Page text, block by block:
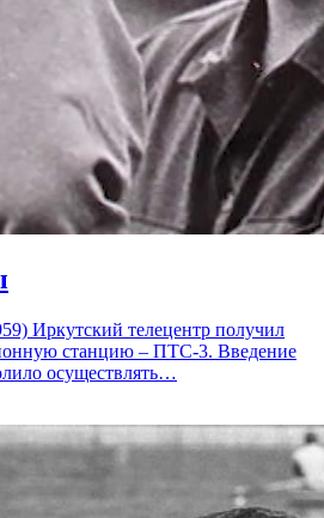
Иркутский телецентр получил
станцию – ПТС-3. Введение
осуществлять…